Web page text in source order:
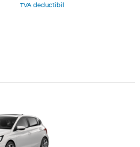
TVA deductibil